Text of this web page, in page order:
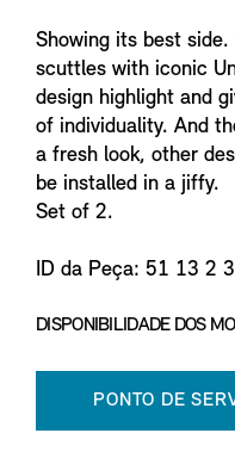
Showing its best
scuttles with iconic
design highlight and
of individuality. And
a fresh look, other
be installed in a jiffy.
Set of 2.
ID da Peça: 51 13 2
DISPONIBILIDADE DOS
PONTO DE